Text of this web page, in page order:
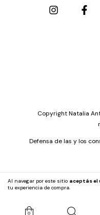
Al navegar por este sitio aceptás el
tu experiencia de compra.
0
Copyright Natalia
Defensa de las y los